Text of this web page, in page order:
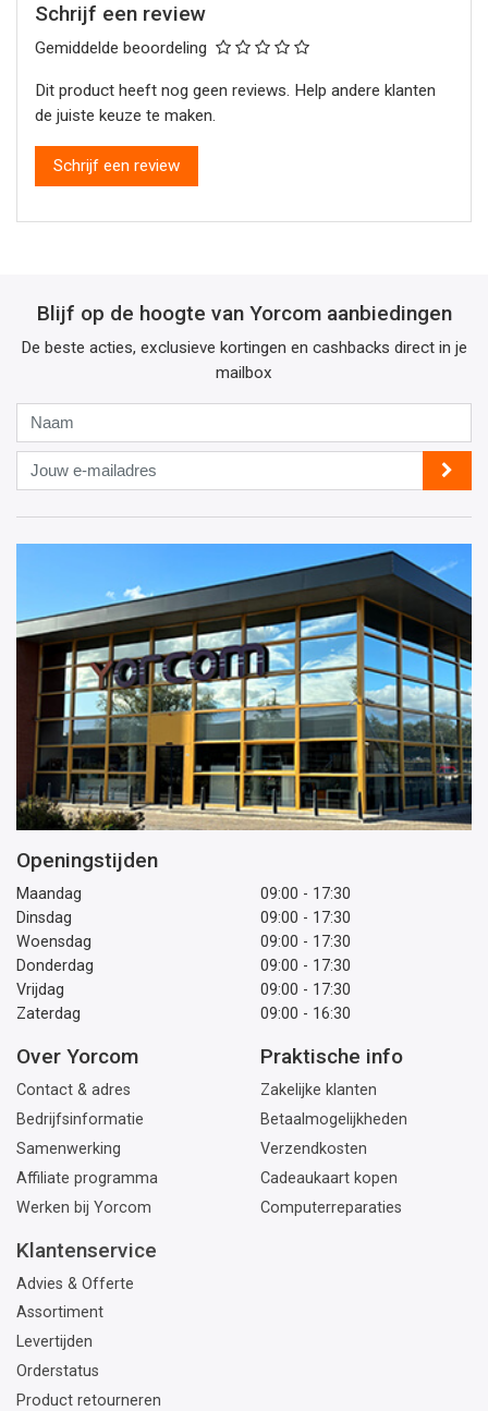
Schrijf een review
Gemiddelde beoordeling
Dit product heeft nog geen reviews. Help andere klanten
de juiste keuze te maken.
Schrijf een review
Blijf op de hoogte van Yorcom aanbiedingen
De beste acties, exclusieve kortingen en cashbacks direct in je
mailbox
Jouw
e-
mailadres
Openingstijden
Maandag
09:00 - 17:30
Dinsdag
09:00 - 17:30
Woensdag
09:00 - 17:30
Donderdag
09:00 - 17:30
Vrijdag
09:00 - 17:30
Zaterdag
09:00 - 16:30
Over Yorcom
Contact & adres
Bedrijfsinformatie
Samenwerking
Affiliate programma
Werken bij Yorcom
Praktische info
Zakelijke klanten
Betaalmogelijkheden
Verzendkosten
Cadeaukaart kopen
Computerreparaties
Klantenservice
Advies & Offerte
Assortiment
Levertijden
Orderstatus
Product retourneren